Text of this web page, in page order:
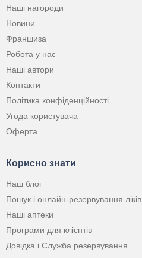
Наші нагороди
Новини
Франшиза
Робота у нас
Наші автори
Контакти
Політика конфіденційності
Угода користувача
Оферта
Корисно знати
Наш блог
Пошук і онлайн-резервування ліків
Наші аптеки
Програми для клієнтів
Довідка і Служба резервування